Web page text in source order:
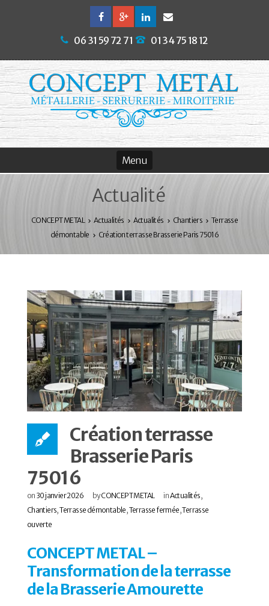
06 31 59 72 71 01 34 75 18 12
Actualité
CONCEPT METAL Actualités Actualités Chantiers
Terrasse
démontable
Création terrasse Brasserie Paris 75016
Création terrasse
Brasserie Paris
75016
on 30 janvier 2026 byCONCEPT METAL inActualités,
Chantiers,Terrasse démontable,Terrasse fermée,Terrasse
ouverte
CONCEPT METAL –
Transformation de la terrasse
de la Brasserie Amourette